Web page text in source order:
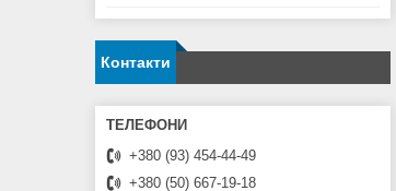
Контакти
+380 (93) 454-44-49
+380 (50) 667-19-18